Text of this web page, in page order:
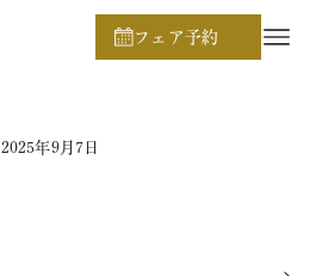
フェア予約
2025年9月7日